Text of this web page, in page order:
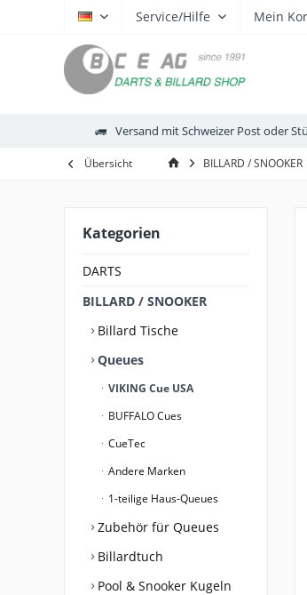
Service/Hilfe Mein
Versand mit Schweizer Post oder
Übersicht BILLARD / SNOOKER
Kategorien
DARTS
BILLARD / SNOOKER
Billard Tische
Queues
VIKING Cue USA
BUFFALO Cues
CueTec
Andere Marken
1-teilige Haus-Queues
Zubehör für Queues
Billardtuch
Pool & Snooker Kugeln